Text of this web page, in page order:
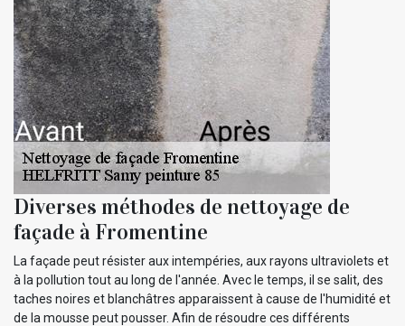
Diverses méthodes de nettoyage de
façade à Fromentine
La façade peut résister aux intempéries, aux rayons ultraviolets et
à la pollution tout au long de l'année. Avec le temps, il se salit, des
taches noires et blanchâtres apparaissent à cause de l'humidité et
de la mousse peut pousser. Afin de résoudre ces différents